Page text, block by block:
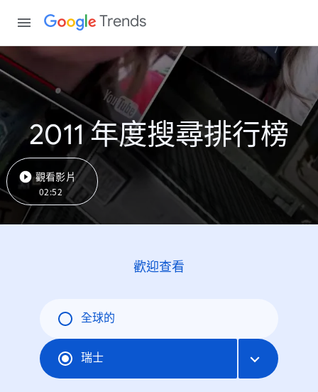
Trends
2011 年度搜尋排行榜
觀看影片
02:52
歡迎查看
全球的
瑞士